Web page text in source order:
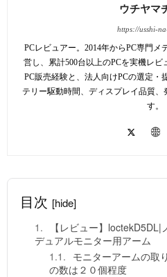
ウチヤマ
https://usshi-
PCレビュアー。2014年からPC専門
営し、累計500台以上のPCを実機レ
PC販売経験と、法人向けPCの選定・
テリー駆動時間、ディスプレイ品質、
す。
目次 [hide]
【レビュー】
デュアルモニター用アーム
モニターアームの取
の数は２０個程度